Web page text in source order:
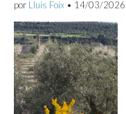
por Lluís Foix • 14/03/2026